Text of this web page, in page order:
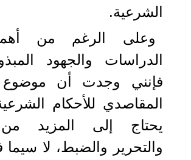
الشرعية.
وعلى الرغم من
الدراسات والجهود
فإنني وجدت أن موضوع
المقاصدي للأحكام
يحتاج إلى المزيد
والتحرير والضبط، لا